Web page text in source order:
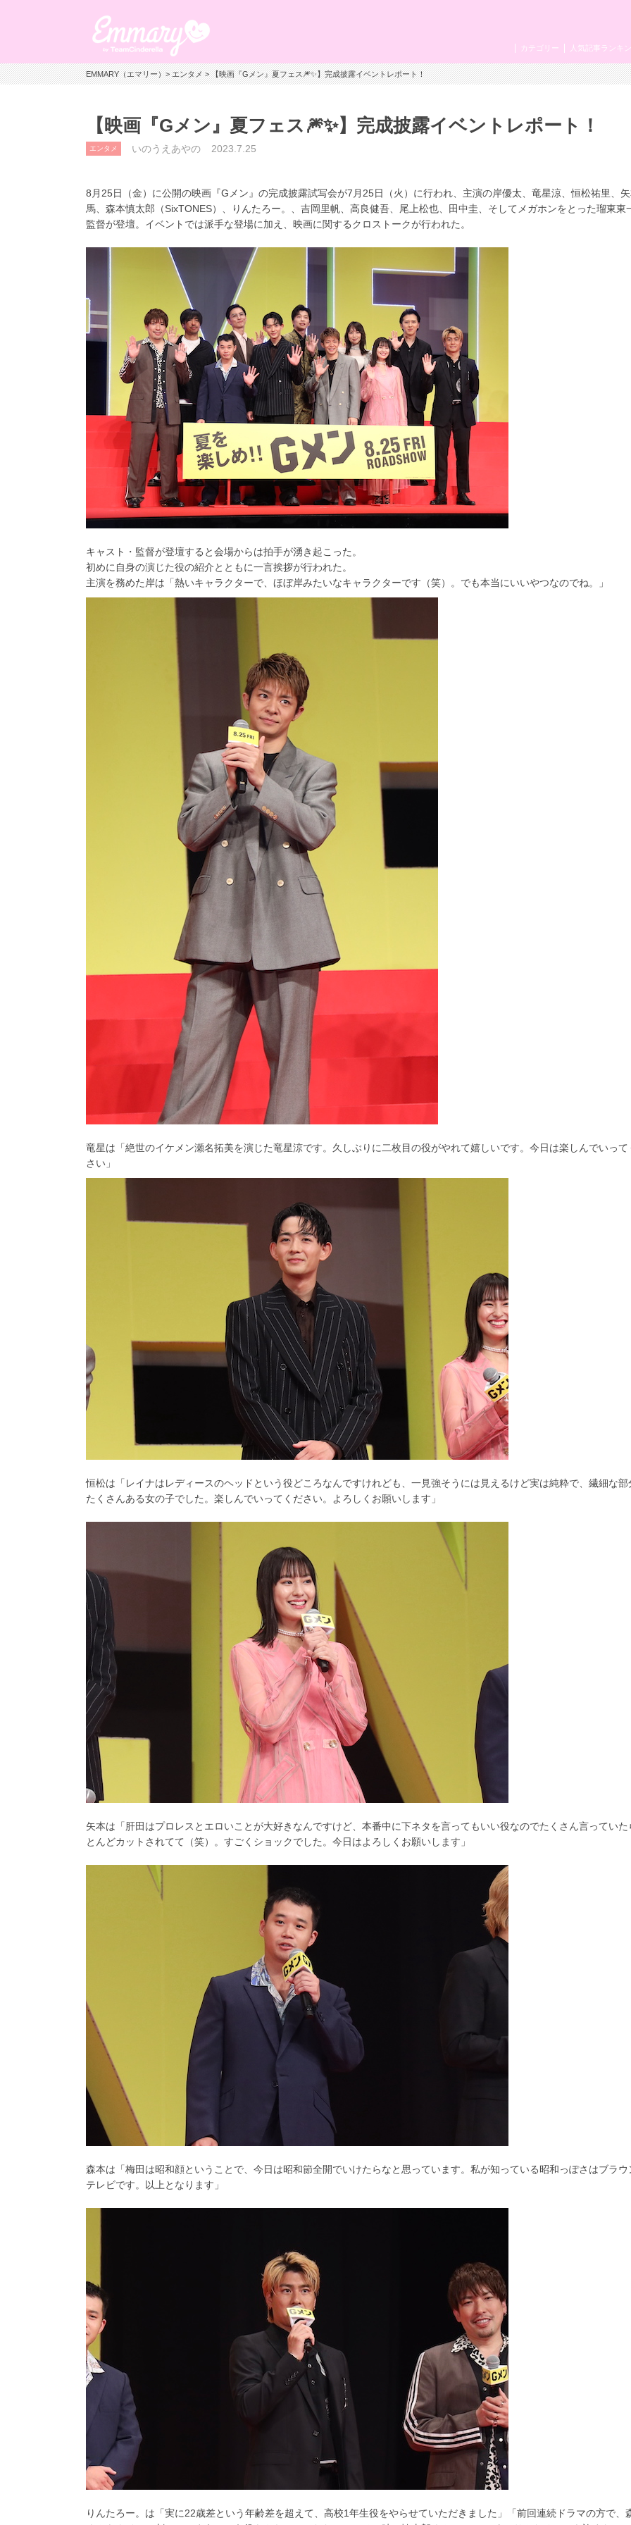
人気記事ランキ
カテゴリー
EMMARY（エマリー）>エンタメ> 【映画『Gメン』夏フェス🎆✨】完成披露イベントレポート！
【映画『Gメン』夏フェス🎆✨】完成披露イベントレポート！
エンタメ いのうえあやの 2023.7.25
8月25日（金）に公開の映画『Gメン』の完成披露試写会が7月25日（火）に行われ、主演の岸優太、 竜星涼、恒松祐里、
馬、森本慎太郎（SixTONES）、りんたろー。、 吉岡里帆、高良健吾、尾上松也、田中圭、そしてメガホンをとった瑠東東
監督が登壇。イベントでは派手な登場に加え、映画に関するクロストークが行われた。
キャスト・監督が登壇すると会場からは拍手が湧き起こった。
初めに自身の演じた役の紹介とともに一言挨拶が行われた。
主演を務めた岸は「熱いキャラクターで、ほぼ岸みたいなキャラクターです（笑）。でも本当にいいやつなのでね。」
竜星は「絶世のイケメン瀬名拓美を演じた竜星涼です。久しぶりに二枚目の役がやれて嬉しいです。今日は楽しんでいって
さい」
恒松は「レイナはレディースのヘッドという役どころなんですけれども、一見強そうには見えるけど実は純粋で、繊細な部
たくさんある女の子でした。楽しんでいってください。よろしくお願いします」
矢本は「肝田はプロレスとエロいことが大好きなんですけど、本番中に下ネタを言ってもいい役なのでたくさん言っていた
とんどカットされてて（笑）。すごくショックでした。今日はよろしくお願いします」
森本は「梅田は昭和顔ということで、今日は昭和節全開でいけたらなと思っています。私が知っている昭和っぽさはブラウ
テレビです。以上となります」
りんたろー。は「実に22歳差という年齢差を超えて、高校1年生役をやらせていただきました」「前回連続ドラマの方で、